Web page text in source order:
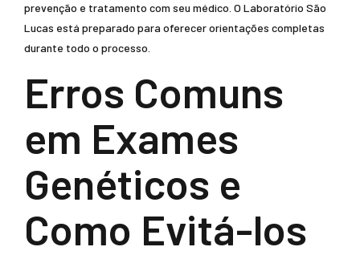
prevenção e tratamento com seu médico. O Laboratório São
Lucas está preparado para oferecer orientações completas
durante todo o processo.
Erros Comuns
em Exames
Genéticos e
Como Evitá-los